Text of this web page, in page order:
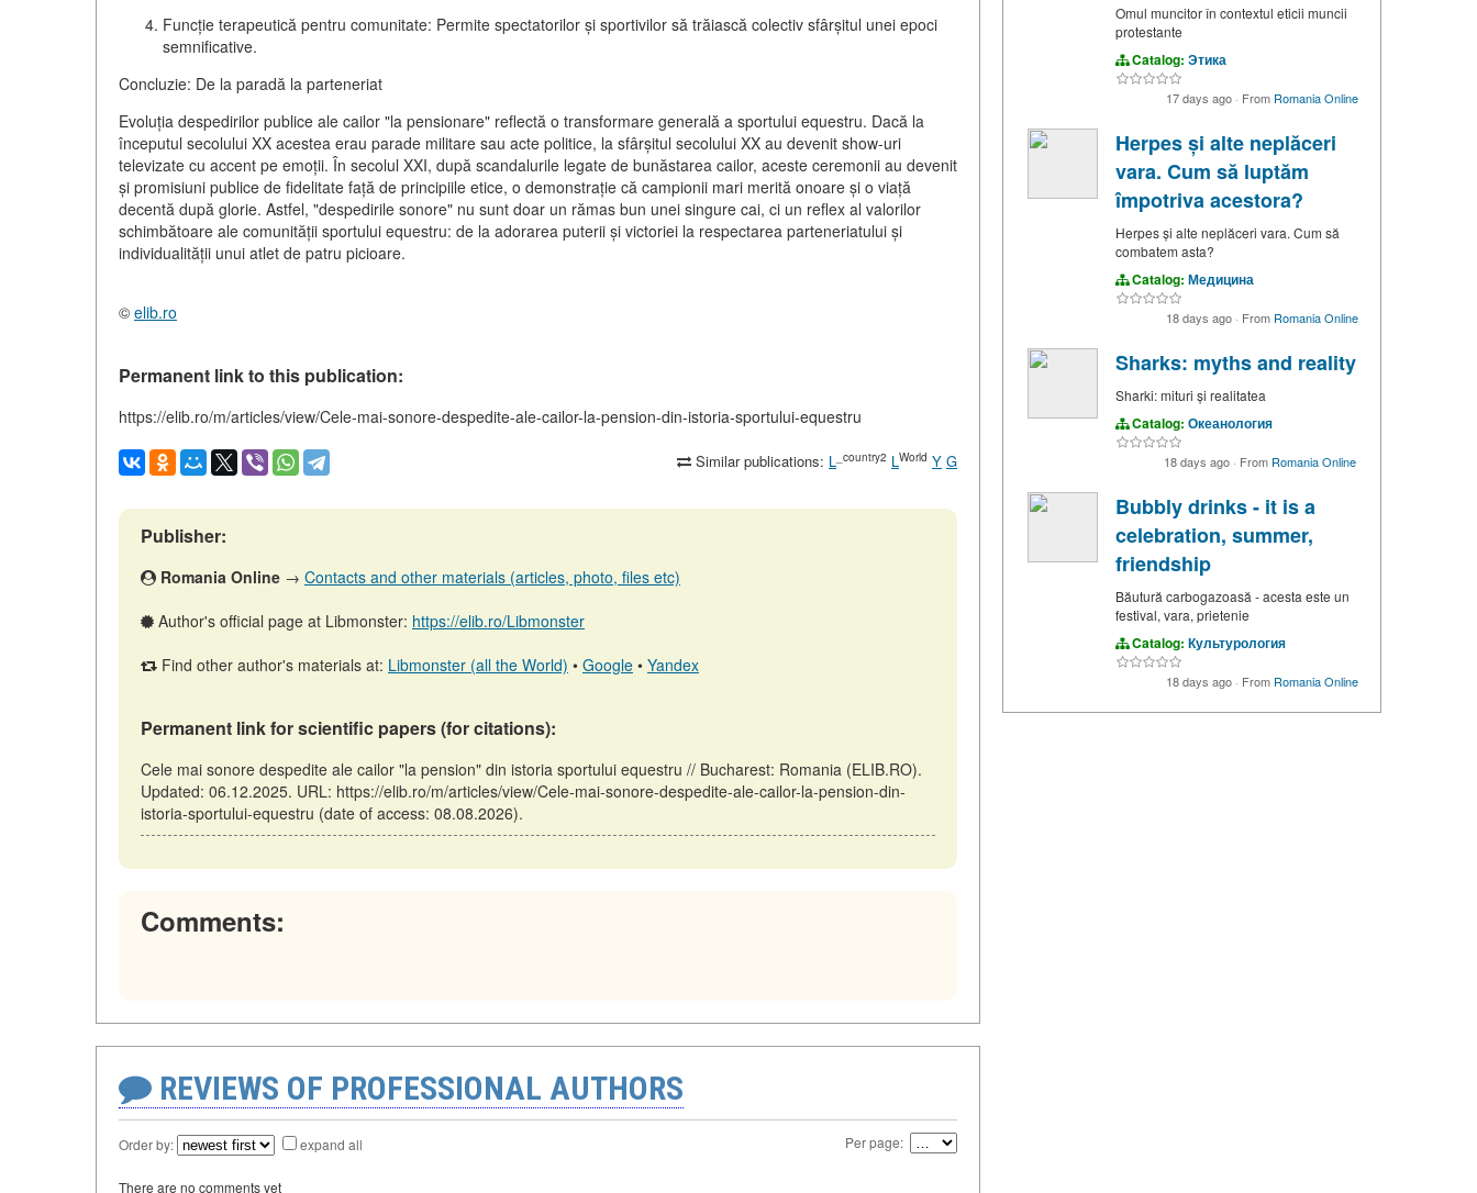
Funcție terapeutică pentru comunitate: Permite spectatorilor și sportivilor să trăiască colectiv sfârșitul unei epoci
semnificative.
Concluzie: De la paradă la parteneriat
Evoluția despedirilor publice ale cailor "la pensionare" reflectă o transformare generală a sportului equestru. Dacă la
începutul secolului XX acestea erau parade militare sau acte politice, la sfârșitul secolului XX au devenit show-uri
televizate cu accent pe emoții. În secolul XXI, după scandalurile legate de bunăstarea cailor, aceste ceremonii au devenit
și promisiuni publice de fidelitate față de principiile etice, o demonstrație că campionii mari merită onoare și o viață
decentă după glorie. Astfel, "despedirile sonore" nu sunt doar un rămas bun unei singure cai, ci un reflex al valorilor
schimbătoare ale comunității sportului equestru: de la adorarea puterii și victoriei la respectarea parteneriatului și
individualității unui atlet de patru picioare.
© elib.ro
Permanent link to this publication:
https://elib.ro/m/articles/view/Cele-mai-sonore-despedite-ale-cailor-la-pension-din-istoria-sportului-equestru
Similar publications: L _country2 LWorld Y G
Publisher:
Romania Online → Contacts and other materials (articles, photo, files etc)
Author's official page at Libmonster: https://elib.ro/Libmonster
Find other author's materials at: Libmonster (all the World) • Google • Yandex
Permanent link for scientific papers (for citations):
Cele mai sonore despedite ale cailor "la pension" din istoria sportului equestru // Bucharest: Romania (ELIB.RO).
Updated: 06.12.2025. URL: https://elib.ro/m/articles/view/Cele-mai-sonore-despedite-ale-cailor-la-pension-din-
istoria-sportului-equestru (date of access: 08.08.2026).
Comments:
REVIEWS OF PROFESSIONAL AUTHORS
Order by: expand all Per page:
There are no comments yet
Omul muncitor în contextul eticii muncii
protestante
Catalog: Этика
17 days ago · From Romania Online
Herpes și alte neplăceri
vara. Cum să luptăm
împotriva acestora?
Herpes și alte neplăceri vara. Cum să
combatem asta?
Catalog: Медицина
18 days ago · From Romania Online
Sharks: myths and reality
Sharki: mituri și realitatea
Catalog: Океанология
18 days ago · From Romania Online
Bubbly drinks - it is a
celebration, summer,
friendship
Băutură carbogazoasă - acesta este un
festival, vara, prietenie
Catalog: Культурология
18 days ago · From Romania Online